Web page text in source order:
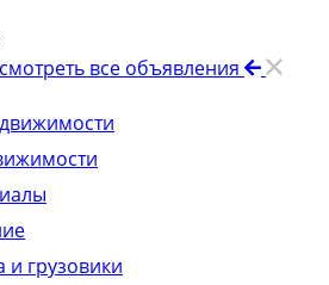
смотреть все объявления
и грузовики